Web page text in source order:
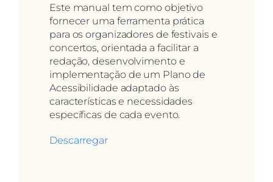
Este manual tem como objetivo
fornecer uma ferramenta prática
para os organizadores de festivais e
concertos, orientada a facilitar a
redação, desenvolvimento e
implementação de um Plano de
Acessibilidade adaptado às
características e necessidades
específicas de cada evento.
Descarregar